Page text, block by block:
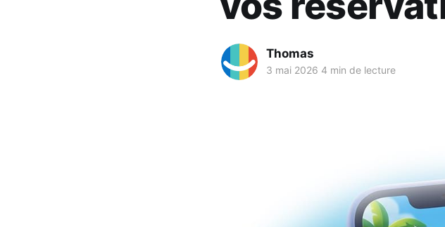
Thomas
3 mai 2026 4 min de lecture